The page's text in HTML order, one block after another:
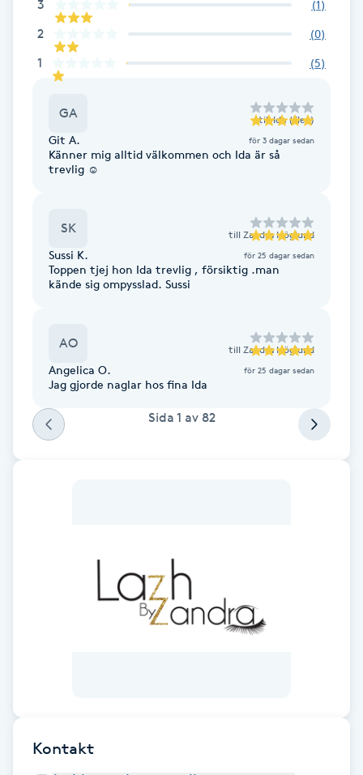
Fotsvamp
Fotvård
Fransborttagning
Fransförlängning Megavolym
Fransk manikyr
Fransrengöring
Friskvårdsmassage
Föning
3 (1)
2 (0)
1 (5)
GA till Ida (Elev)
Git A. för 3 dagar sedan
Känner mig alltid välkommen och Ida är så
trevlig ☺️
SK till Zandra Höglund
Sussi K. för 25 dagar sedan
Toppen tjej hon Ida trevlig , försiktig .man
kände sig ompysslad. Sussi
AO till Zandra Höglund
Angelica O. för 25 dagar sedan
Jag gjorde naglar hos fina Ida
Sida 1 av 82
Kontakt